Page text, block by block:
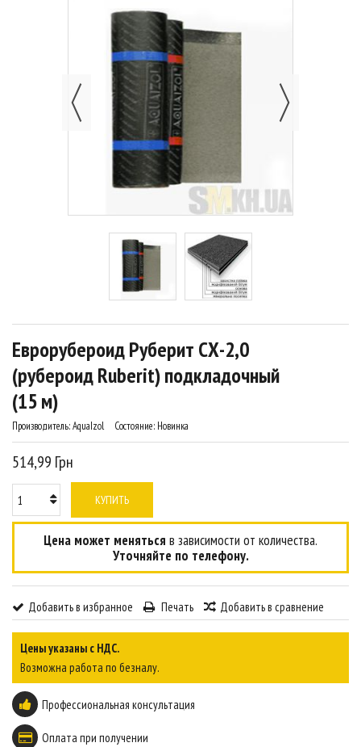
Еврорубероид Руберит СХ-2,0
(рубероид Ruberit) подкладочный
(15 м)
Производитель:AquaIzol Состояние: Новинка
514,99 Грн
КУПИТЬ
Цена может меняться в зависимости от количества.
Уточняйте по телефону.
Добавить в избранное Печать Добавить в сравнение
Цены указаны с НДС.
Возможна работа по безналу.
Профессиональная консультация
Оплата при получении